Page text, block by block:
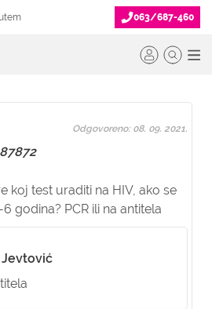
063/687-460
koj test uraditi na HIV, ako se
godina? PCR ili na antitela
Odgovoreno: 08. 09. 2021.